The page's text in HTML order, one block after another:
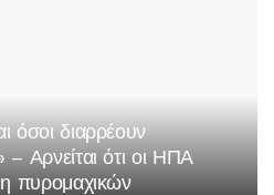
όσοι διαρρέουν
Αρνείται ότι οι ΗΠΑ
πυρομαχικών